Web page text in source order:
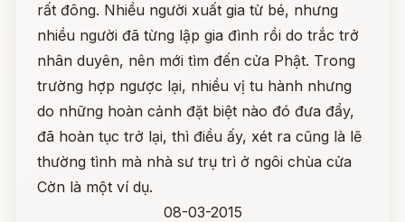
rất đông. Nhiều người xuất gia từ bé, nhưng
nhiều người đã từng lập gia đình rồi do trắc trở
nhân duyên, nên mới tìm đến cửa Phật. Trong
trường hợp ngược lại, nhiều vị tu hành nhưng
do những hoàn cảnh đặt biệt nào đó đưa đẩy,
đã hoàn tục trở lại, thì điều ấy, xét ra cũng là lẽ
thường tình mà nhà sư trụ trì ở ngôi chùa cửa
Cờn là một ví dụ.
08-03-2015